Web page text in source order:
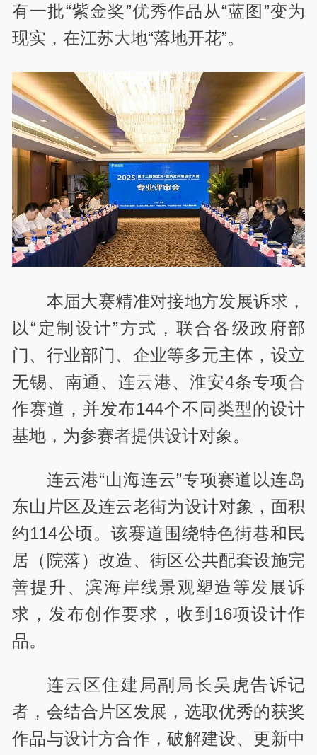
有一批“紫金奖”优秀作品从“蓝图”变为
现实，在江苏大地“落地开花”。
本届大赛精准对接地方发展诉求，
以“定制设计”方式，联合各级政府部
门、行业部门、企业等多元主体，设立
无锡、南通、连云港、淮安4条专项合
作赛道，并发布144个不同类型的设计
基地，为参赛者提供设计对象。
连云港“山海连云”专项赛道以连岛
东山片区及连云老街为设计对象，面积
约114公顷。该赛道围绕特色街巷和民
居（院落）改造、街区公共配套设施完
善提升、滨海岸线景观塑造等发展诉
求，发布创作要求，收到16项设计作
品。
连云区住建局副局长吴虎告诉记
者，会结合片区发展，选取优秀的获奖
作品与设计方合作，破解建设、更新中